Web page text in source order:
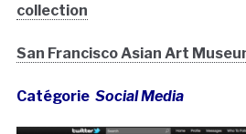
collection
San Francisco Asian Art
Catégorie Social Media